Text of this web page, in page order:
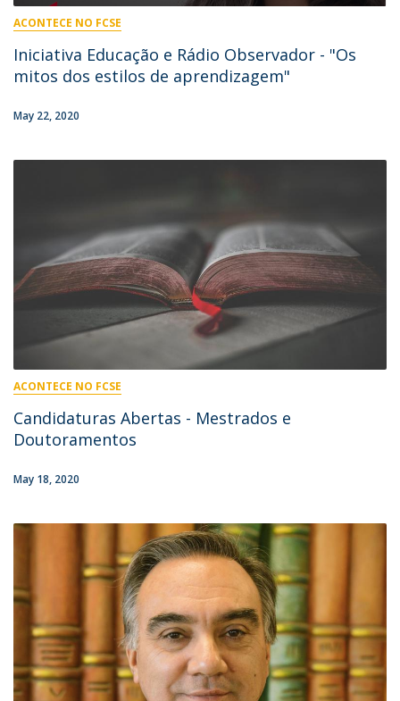
ACONTECE NO FCSE
Iniciativa Educação e Rádio Observador - "Os
mitos dos estilos de aprendizagem"
May 22, 2020
ACONTECE NO FCSE
Candidaturas Abertas - Mestrados e
Doutoramentos
May 18, 2020